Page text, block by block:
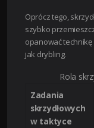
Oprócz tego,
szybko
opanować technikę
jak drybling.
Rola
Zadania
skrzydłowych
w taktyce